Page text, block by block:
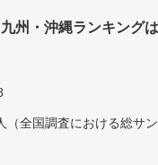
州・沖縄ランキング
（全国調査における総サ